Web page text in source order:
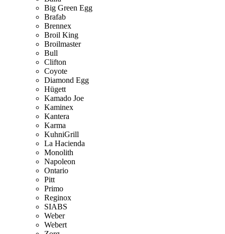
Big Green Egg
Brafab
Brennex
Broil King
Broilmaster
Bull
Clifton
Coyote
Diamond Egg
Hügett
Kamado Joe
Kaminex
Kantera
Karma
KuhniGrill
La Hacienda
Monolith
Napoleon
Ontario
Pitt
Primo
Reginox
SIABS
Weber
Webert